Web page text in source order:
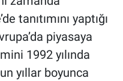
tanıtımını yaptığı
piyasaya
1992 yılında
yıllar boyunca